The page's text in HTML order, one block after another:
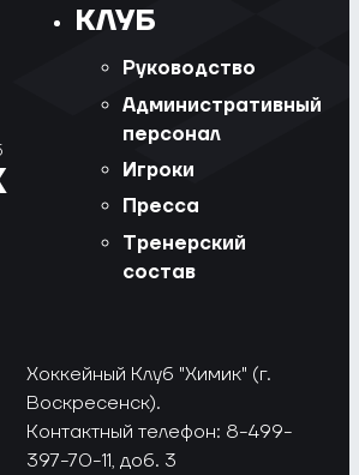
КЛУБ
Руководство
Административный
персонал
Игроки
Пресса
Тренерский
состав
Хоккейный Клуб "Химик" (г.
Воскресенск).
Контактный телефон: 8-499-
397-70-11, доб. 3